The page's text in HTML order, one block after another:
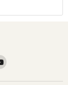
TikTok
sur X
nous sur
Trouvez-nous sur